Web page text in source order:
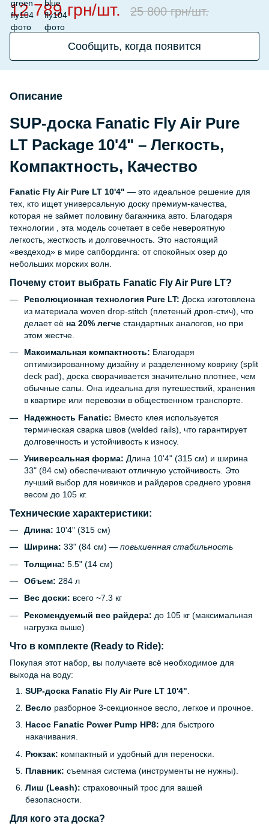
12 789 грн/шт. 25 800 грн/шт.
Сообщить, когда появится
Описание
SUP-доска Fanatic Fly Air Pure
LT Package 10'4" – Легкость,
Компактность, Качество
Fanatic Fly Air Pure LT 10'4" — это идеальное решение для
тех, кто ищет универсальную доску премиум-качества,
которая не займет половину багажника авто. Благодаря
технологии , эта модель сочетает в себе невероятную
легкость, жесткость и долговечность. Это настоящий
«вездеход» в мире сапбординга: от спокойных озер до
небольших морских волн.
Почему стоит выбрать Fanatic Fly Air Pure LT?
Революционная технология Pure LT: Доска изготовлена
из материала woven drop-stitch (плетеный дроп-стич), что
делает её на 20% легче стандартных аналогов, но при
этом жестче.
Максимальная компактность: Благодаря
оптимизированному дизайну и разделенному коврику (split
deck pad), доска сворачивается значительно плотнее, чем
обычные сапы. Она идеальна для путешествий, хранения
в квартире или перевозки в общественном транспорте.
Надежность Fanatic: Вместо клея используется
термическая сварка швов (welded rails), что гарантирует
долговечность и устойчивость к износу.
Универсальная форма: Длина 10'4" (315 см) и ширина
33" (84 см) обеспечивают отличную устойчивость. Это
лучший выбор для новичков и райдеров среднего уровня
весом до 105 кг.
Технические характеристики:
Длина: 10'4" (315 см)
Ширина: 33" (84 см) — повышенная стабильность
Толщина: 5.5" (14 см)
Объем: 284 л
Вес доски: всего ~7.3 кг
Рекомендуемый вес райдера: до 105 кг (максимальная
нагрузка выше)
Что в комплекте (Ready to Ride):
Покупая этот набор, вы получаете всё необходимое для
выхода на воду:
SUP-доска Fanatic Fly Air Pure LT 10'4"
Весло разборное 3-секционное весло, легкое и прочное.
Насос Fanatic Power Pump HP8: для быстрого
накачивания.
Рюкзак: компактный и удобный для переноски.
Плавник: съемная система (инструменты не нужны).
Лиш (Leash): страховочный трос для вашей
безопасности.
Для кого эта доска?